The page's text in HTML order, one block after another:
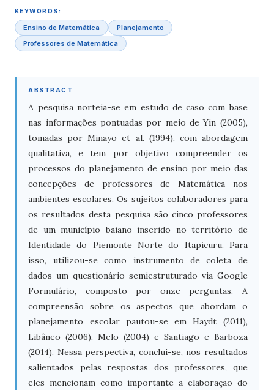
KEYWORDS:
Ensino de Matemática
Planejamento
Professores de Matemática
ABSTRACT
A pesquisa norteia-se em estudo de caso com base
nas informações pontuadas por meio de Yin (2005),
tomadas por Minayo et al. (1994), com abordagem
qualitativa, e tem por objetivo compreender os
processos do planejamento de ensino por meio das
concepções de professores de Matemática nos
ambientes escolares. Os sujeitos colaboradores para
os resultados desta pesquisa são cinco professores
de um município baiano inserido no território de
Identidade do Piemonte Norte do Itapicuru. Para
isso, utilizou-se como instrumento de coleta de
dados um questionário semiestruturado via Google
Formulário, composto por onze perguntas. A
compreensão sobre os aspectos que abordam o
planejamento escolar pautou-se em Haydt (2011),
Libâneo (2006), Melo (2004) e Santiago e Barboza
(2014). Nessa perspectiva, conclui-se, nos resultados
salientados pelas respostas dos professores, que
eles mencionam como importante a elaboração do